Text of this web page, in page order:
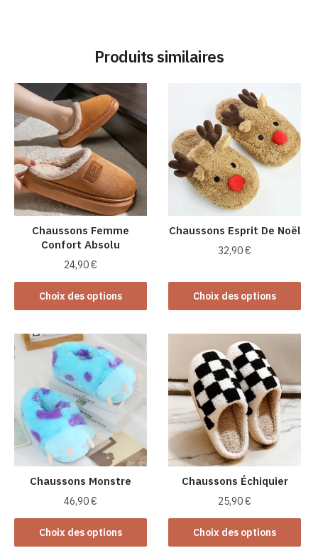
Produits similaires
Chaussons Femme
Confort Absolu
24,90€
Choix des options
Ce
produit
plusieurs
variations.
Les
options
peuvent
être
choisies
sur
la
page
produit
Chaussons Esprit De Noël
32,90€
Choix des options
produit
a
variations.
Les
options
peuvent
être
choisies
sur
la
page
du
produit
Chaussons Monstre
46,90€
Choix des options
Ce
produit
Chaussons Échiquier
25,90€
Choix des options
Ce
produit